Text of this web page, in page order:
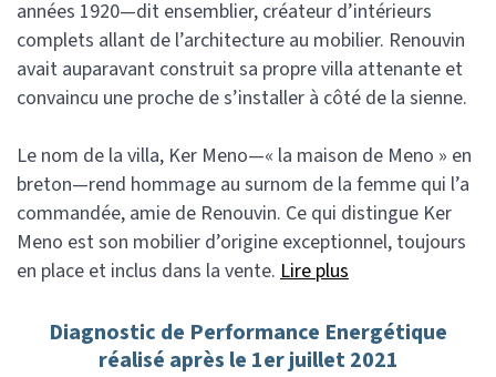
années 1920—dit ensemblier, créateur d’intérieurs
complets allant de l’architecture au mobilier. Renouvin
avait auparavant construit sa propre villa attenante et
convaincu une proche de s’installer à côté de la sienne.
Le nom de la villa, Ker Meno—« la maison de Meno » en
breton—rend hommage au surnom de la femme qui l’a
commandée, amie de Renouvin. Ce qui distingue Ker
Meno est son mobilier d’origine exceptionnel, toujours
en place et inclus dans la vente. Lire plus
Diagnostic de Performance Energétique
réalisé après le 1er juillet 2021